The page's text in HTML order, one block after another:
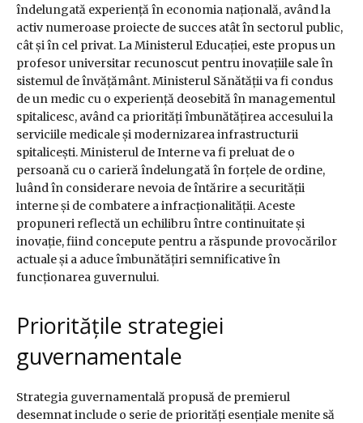
îndelungată experiență în economia națională, având la
activ numeroase proiecte de succes atât în sectorul public,
cât și în cel privat. La Ministerul Educației, este propus un
profesor universitar recunoscut pentru inovațiile sale în
sistemul de învățământ. Ministerul Sănătății va fi condus
de un medic cu o experiență deosebită în managementul
spitalicesc, având ca priorități îmbunătățirea accesului la
serviciile medicale și modernizarea infrastructurii
spitalicești. Ministerul de Interne va fi preluat de o
persoană cu o carieră îndelungată în forțele de ordine,
luând în considerare nevoia de întărire a securității
interne și de combatere a infracționalității. Aceste
propuneri reflectă un echilibru între continuitate și
inovație, fiind concepute pentru a răspunde provocărilor
actuale și a aduce îmbunătățiri semnificative în
funcționarea guvernului.
Prioritățile strategiei
guvernamentale
Strategia guvernamentală propusă de premierul
desemnat include o serie de priorități esențiale menite să